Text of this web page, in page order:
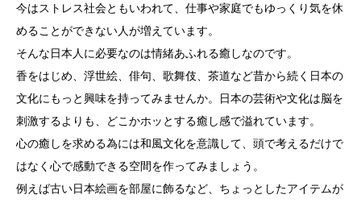
今はストレス社会ともいわれて、仕事や家庭でもゆっくり気を休
めることができない人が増えています。
そんな日本人に必要なのは情緒あふれる癒しなのです。
香をはじめ、浮世絵、俳句、歌舞伎、茶道など昔から続く日本の
文化にもっと興味を持ってみませんか。日本の芸術や文化は脳を
刺激するよりも、どこかホッとする癒し感で溢れています。
心の癒しを求める為には和風文化を意識して、頭で考えるだけで
はなく心で感動できる空間を作ってみましょう。
例えば古い日本絵画を部屋に飾るなど、ちょっとしたアイテムが